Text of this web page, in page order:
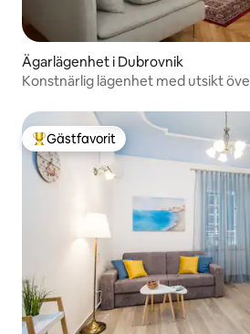
Ägarlägenhet i Dubrovnik
Konstnärlig lägenhet med utsikt
Populär gästfavorit
Gästfavorit